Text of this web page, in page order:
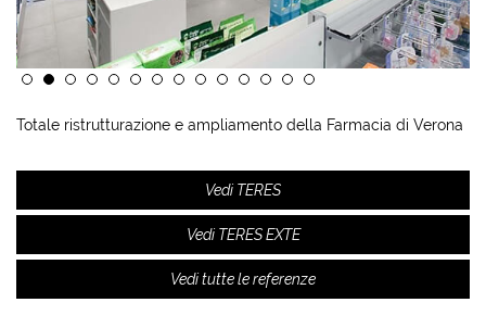
Totale ristrutturazione e ampliamento della Farmacia di Verona
Vedi TERES
Vedi TERES EXTE
Vedi tutte le referenze